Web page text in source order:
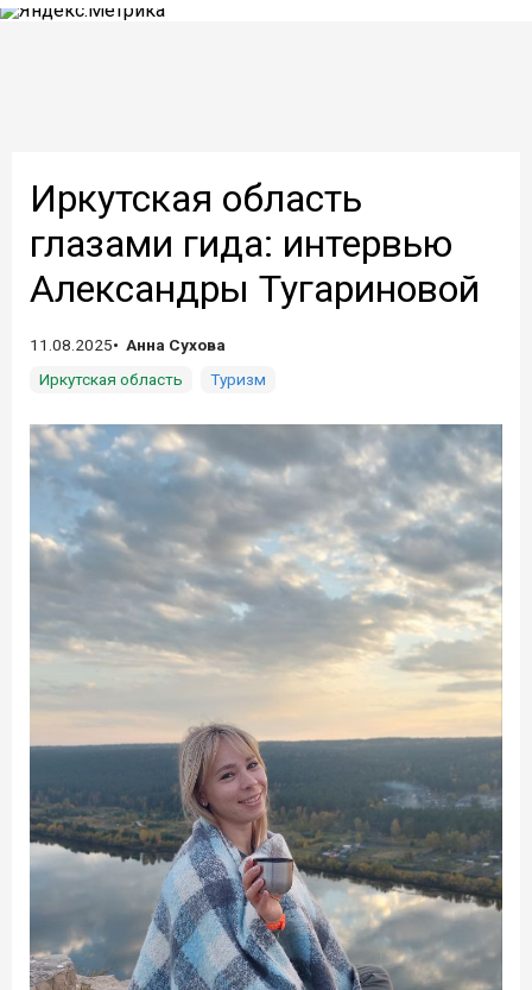
Иркутская область
глазами гида: интервью
Александры Тугариновой
11.08.2025
Анна Сухова
Иркутская область
Туризм